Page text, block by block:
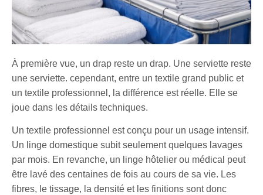
À première vue, un drap reste un drap. Une serviette reste
une serviette. cependant, entre un textile grand public et
un textile professionnel, la différence est réelle. Elle se
joue dans les détails techniques.
Un textile professionnel est conçu pour un usage intensif.
Un linge domestique subit seulement quelques lavages
par mois. En revanche, un linge hôtelier ou médical peut
être lavé des centaines de fois au cours de sa vie. Les
fibres, le tissage, la densité et les finitions sont donc